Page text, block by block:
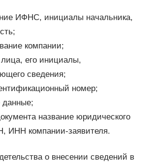
ИФНС, инициалы начальника,
компании;
его инициалы,
сведения;
номер;
данные;
название юридического
ИНН компании-заявителя.
о внесении сведений в